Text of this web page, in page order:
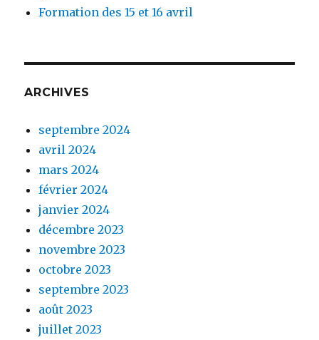
Formation des 15 et 16 avril
ARCHIVES
septembre 2024
avril 2024
mars 2024
février 2024
janvier 2024
décembre 2023
novembre 2023
octobre 2023
septembre 2023
août 2023
juillet 2023